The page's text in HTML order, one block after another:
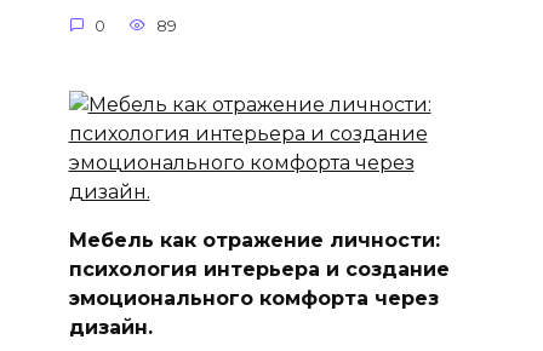
0 89
Мебель как отражение личности:
психология интерьера и создание
эмоционального комфорта через
дизайн.